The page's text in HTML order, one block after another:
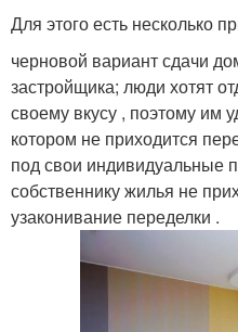
Для этого есть несколько
черновой вариант сдачи
застройщика; люди хотят
своему вкусу , поэтому им
котором не приходится
под свои индивидуальные
собственнику жилья не
узаконивание переделки .